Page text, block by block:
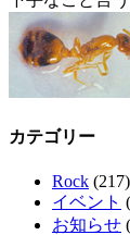
カテゴリー
Rock (217)
イベント
お知らせ